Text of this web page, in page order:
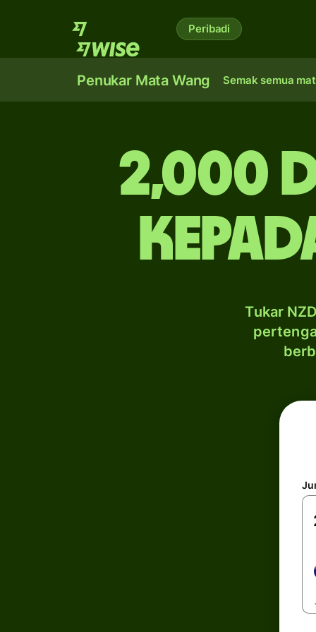
Peribadi
Penukar Mata Wang Semak semua
2,000
Tukar